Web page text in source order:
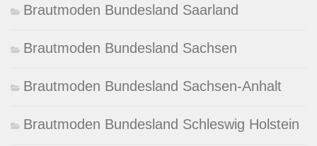
Brautmoden Bundesland Saarland
Brautmoden Bundesland Sachsen
Brautmoden Bundesland Sachsen-Anhalt
Brautmoden Bundesland Schleswig Holstein